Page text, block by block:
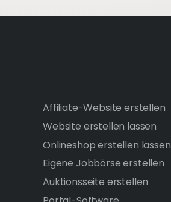
Affiliate-Website erstellen
Website erstellen lassen
Onlineshop erstellen lassen
Eigene Jobbörse erstellen
Auktionsseite erstellen